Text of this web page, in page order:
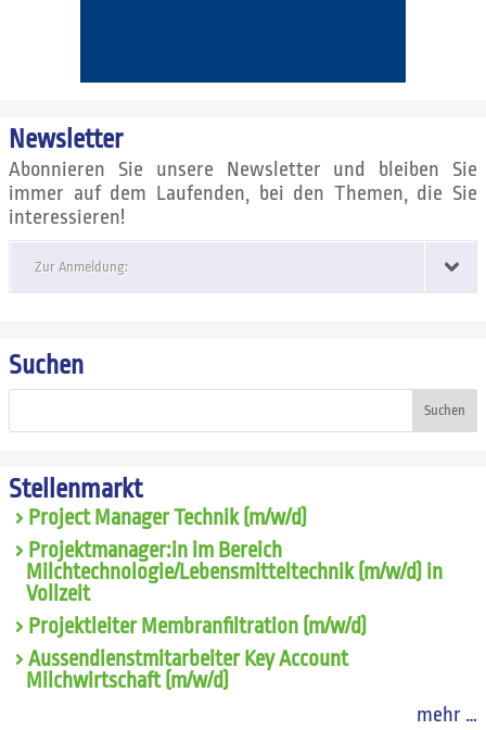
Newsletter
Abonnieren Sie unsere Newsletter und bleiben Sie
immer auf dem Laufenden, bei den Themen, die Sie
interessieren!
Zur Anmeldung:
Suchen
Suchen
Stellenmarkt
Project Manager Technik (m/w/d)
Projektmanager:in im Bereich
Milchtechnologie/Lebensmitteltechnik (m/w/d) in
Vollzeit
Projektleiter Membranfiltration (m/w/d)
Aussendienstmitarbeiter Key Account
Milchwirtschaft (m/w/d)
mehr …